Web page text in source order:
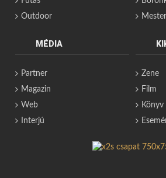
Outdoor
MÉDIA
Partner
Magazin
Web
Interjú
Zene
Film
Könyv